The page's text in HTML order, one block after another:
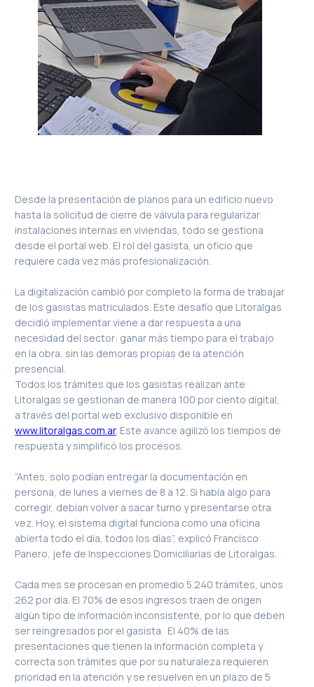
Desde la presentación de planos para un edificio nuevo
hasta la solicitud de cierre de válvula para regularizar
instalaciones internas en viviendas, todo se gestiona
desde el portal web. El rol del gasista, un oficio que
requiere cada vez más profesionalización.
La digitalización cambió por completo la forma de trabajar
de los gasistas matriculados. Este desafío que Litoralgas
decidió implementar viene a dar respuesta a una
necesidad del sector: ganar más tiempo para el trabajo
en la obra, sin las demoras propias de la atención
presencial.
Todos los trámites que los gasistas realizan ante
Litoralgas se gestionan de manera 100 por ciento digital,
a través del portal web exclusivo disponible en
www.litoralgas.com.ar. Este avance agilizó los tiempos de
respuesta y simplificó los procesos.
“Antes, solo podían entregar la documentación en
persona, de lunes a viernes de 8 a 12. Si había algo para
corregir, debían volver a sacar turno y presentarse otra
vez. Hoy, el sistema digital funciona como una oficina
abierta todo el día, todos los días”, explicó Francisco
Panero, jefe de Inspecciones Domiciliarias de Litoralgas.
Cada mes se procesan en promedio 5.240 trámites, unos
262 por día. El 70% de esos ingresos traen de origen
algún tipo de información inconsistente, por lo que deben
ser reingresados por el gasista. El 40% de las
presentaciones que tienen la información completa y
correcta son trámites que por su naturaleza requieren
prioridad en la atención y se resuelven en un plazo de 5